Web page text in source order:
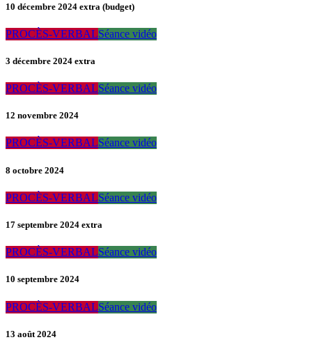
10 décembre 2024 extra (budget)
PROCÈS-VERBALSéance vidéo
3 décembre 2024 extra
PROCÈS-VERBALSéance vidéo
12 novembre 2024
PROCÈS-VERBALSéance vidéo
8 octobre 2024
PROCÈS-VERBALSéance vidéo
17 septembre 2024 extra
PROCÈS-VERBALSéance vidéo
10 septembre 2024
PROCÈS-VERBALSéance vidéo
13 août 2024